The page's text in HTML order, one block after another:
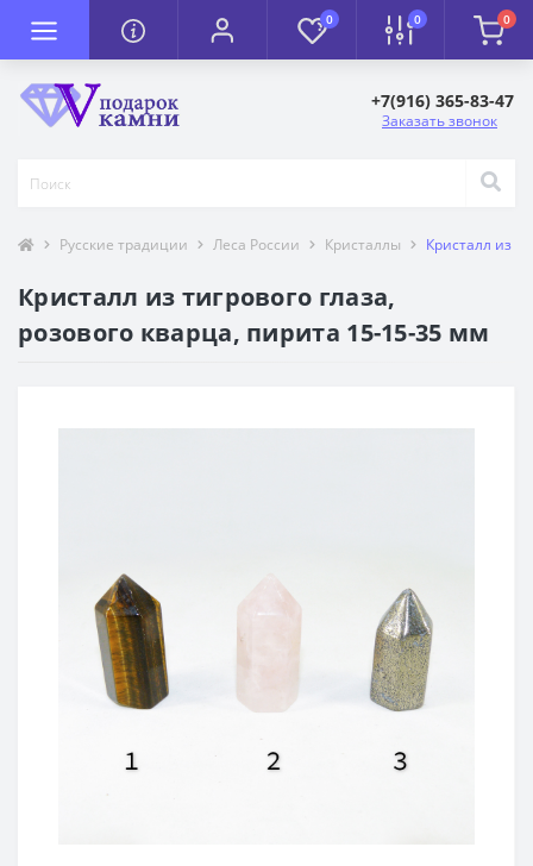
0 0 0
+7(916) 365-83-47
Заказать звонок
Русские традиции Леса России Кристаллы Кристалл из
Кристалл из тигрового глаза,
розового кварца, пирита 15-15-35 мм